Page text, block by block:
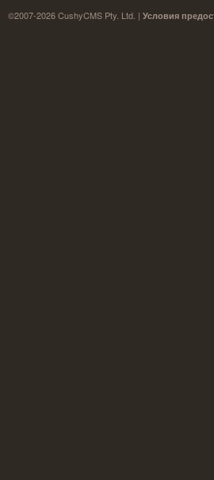
©2007-2026 CushyCMS Pty. Ltd. | Условия